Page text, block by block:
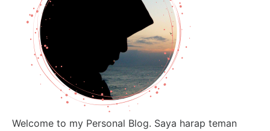
Welcome to my Personal Blog. Saya harap teman